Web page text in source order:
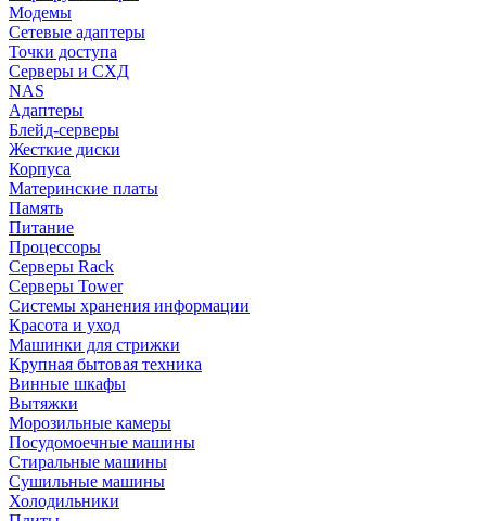
Модемы
Сетевые адаптеры
Точки доступа
Серверы и СХД
NAS
Адаптеры
Блейд-серверы
Жесткие диски
Корпуса
Материнские платы
Память
Питание
Процессоры
Серверы Rack
Серверы Tower
Системы хранения информации
Красота и уход
Машинки для стрижки
Крупная бытовая техника
Винные шкафы
Вытяжки
Морозильные камеры
Посудомоечные машины
Стиральные машины
Сушильные машины
Холодильники